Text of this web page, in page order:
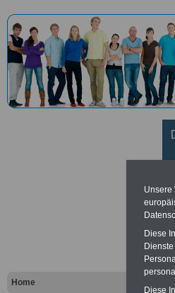
Home
Unsere
Diese
Diese